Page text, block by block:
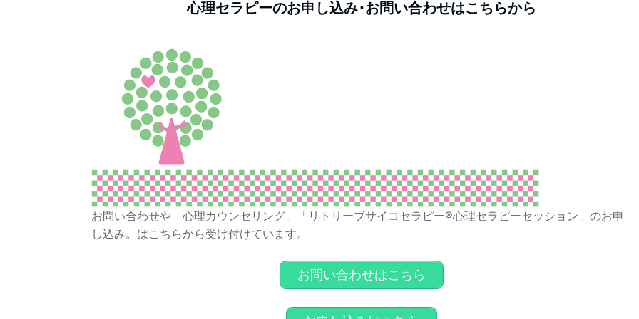
心理セラピーのお申し込み･お問い合わせはこちらから
お問い合わせや「心理カウンセリング」「リトリーブサイコセラピー®心理セラピーセッション」のお申
し込み。はこちらから受け付けています。
お問い合わせはこちら